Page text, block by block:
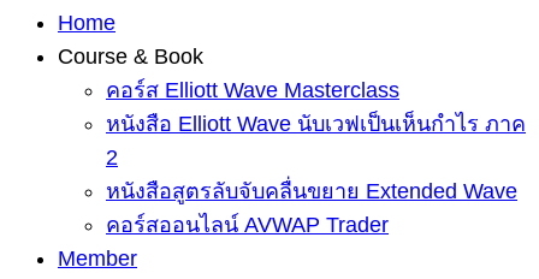
Home
Course & Book
คอร์ส Elliott Wave Masterclass
หนังสือ Elliott Wave นับเวฟเป็นเห็นกำไร ภาค
2
หนังสือสูตรลับจับคลื่นขยาย Extended Wave
คอร์สออนไลน์ AVWAP Trader
Member